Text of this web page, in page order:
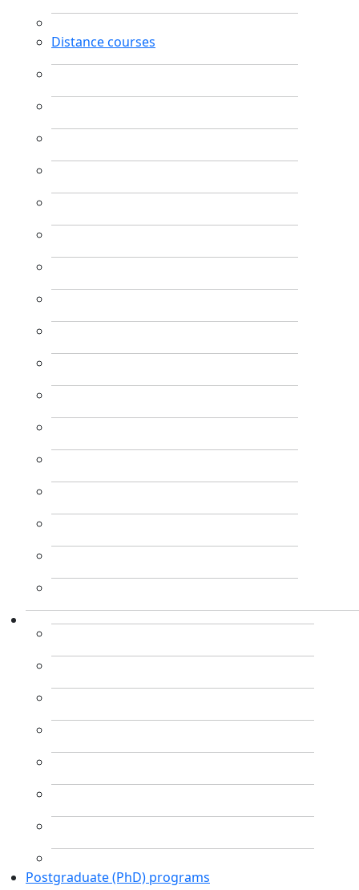
Distance courses
Postgraduate (PhD) programs